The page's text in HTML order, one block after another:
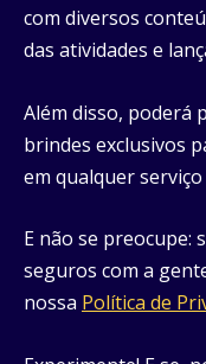
com diversos
das atividades e
Além disso, poderá
brindes exclusivos
em qualquer
E não se preocupe:
seguros com a
nossa Política de